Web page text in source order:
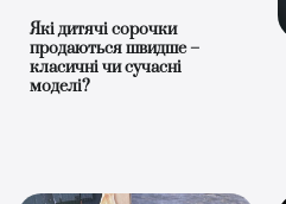
Які дитячі сорочки
продаються швидше –
класичні чи сучасні
моделі?